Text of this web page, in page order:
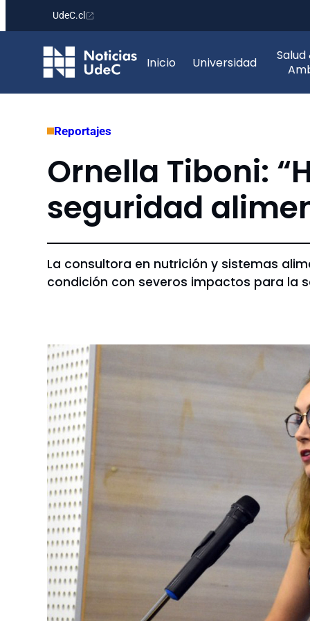
contenido
UdeC.cl
Inicio Universidad
Salud
Reportajes
Ornella Tiboni:
seguridad
La consultora en nutrición y sistemas
condición con severos impactos para la